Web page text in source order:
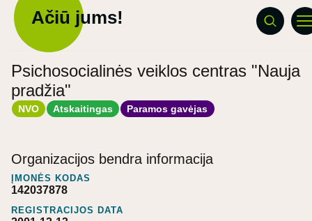
Ačiū jums!
Psichosocialinės veiklos centras "Nauja
pradžia"
NVO Atskaitingas Paramos gavėjas
Organizacijos bendra informacija
ĮMONĖS KODAS
142037878
REGISTRACIJOS DATA